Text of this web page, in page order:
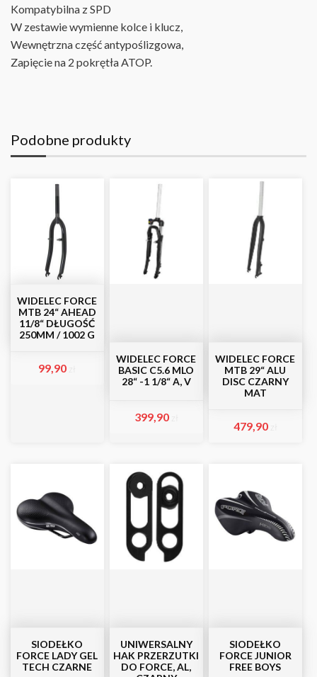
Kompatybilna z SPD
W zestawie wymienne kolce i klucz,
Wewnętrzna część antypoślizgowa,
Zapięcie na 2 pokrętła ATOP.
Podobne produkty
WIDELEC FORCE
MTB 24“ AHEAD
11/8“ DŁUGOŚĆ
250MM / 1002 G
99,90
WIDELEC FORCE
BASIC C5.6 MLO
28“ -1 1/8“ A, V
399,90
WIDELEC FORCE
MTB 29“ ALU
DISC CZARNY
MAT
479,90
SIODEŁKO
FORCE LADY GEL
TECH CZARNE
UNIWERSALNY
HAK PRZERZUTKI
DO FORCE, AL,
SIODEŁKO
FORCE JUNIOR
FREE BOYS